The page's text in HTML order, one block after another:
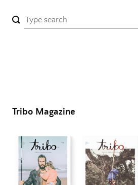
Tribo Magazine